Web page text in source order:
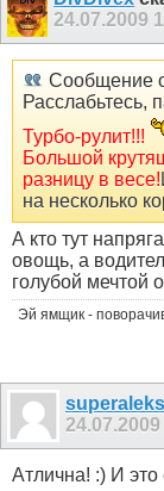
24.07.2009
Сообщение
Расслабьтесь,
Турбо-рулит!!!
Большой
разницу в весе!
на несколько
А кто тут
овощь, а
голубой мечтой
Эй ямщик -
superaleks
24.07.2009
Атлична! :) И